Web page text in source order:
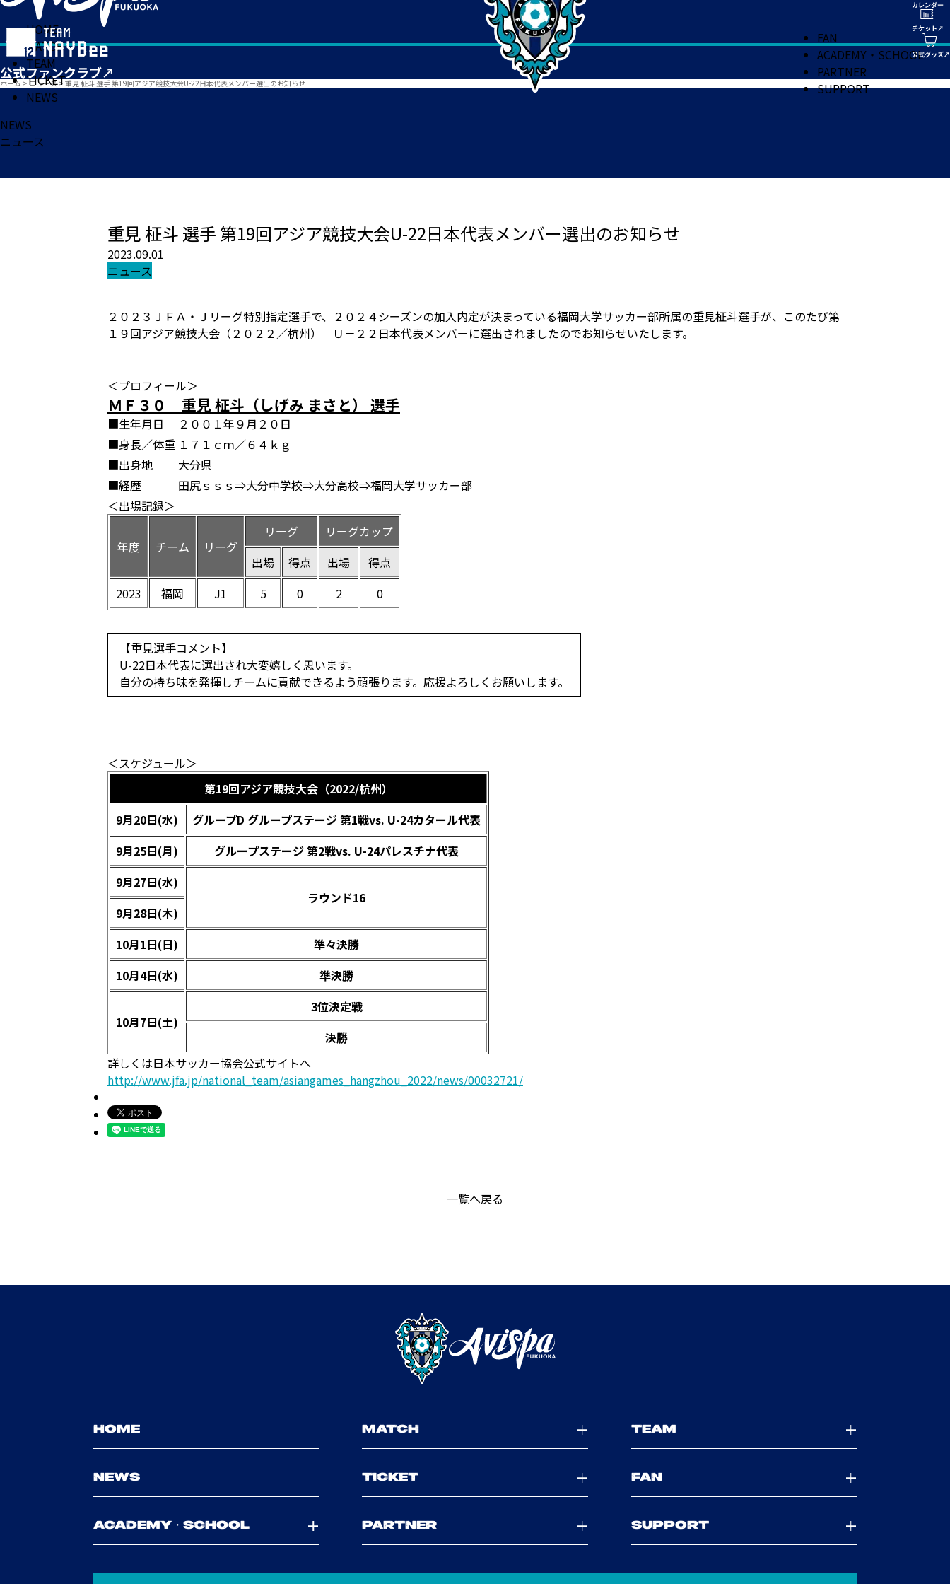
HOME
MATCH
TEAM
TICKET
NEWS
FAN
ACADEMY・SCHOOL
PARTNER
SUPPORT
ホーム > ニュース> 重見 柾斗 選手 第19回アジア競技大会U-22日本代表メンバー選出のお知らせ
NEWS
ニュース
重見 柾斗 選手 第19回アジア競技大会U-22日本代表メンバー選出のお知らせ
2023.09.01
ニュース
２０２３ＪＦＡ・Ｊリーグ特別指定選手で、２０２４シーズンの加入内定が決まっている福岡大学サッカー部所属の重見柾斗選手が、このたび第
１９回アジア競技大会（２０２２／杭州） Ｕ－２２日本代表メンバーに選出されましたのでお知らせいたします。
＜プロフィール＞
ＭＦ３０ 重見 柾斗（しげみ まさと） 選手
■生年月日
２００１年９月２０日
■身長／体重 １７１ｃｍ／６４ｋｇ
■出身地
大分県
■経歴
田尻ｓｓｓ⇒大分中学校⇒大分高校⇒福岡大学サッカー部
＜出場記録＞
年度 チーム リーグ
リーグ
リーグカップ
出場
得点 出場
得点
2023
福岡 J1 5 0 2 0
【重見選手コメント】
U-22日本代表に選出され大変嬉しく思います。
自分の持ち味を発揮しチームに貢献できるよう頑張ります。応援よろしくお願いします。
＜スケジュール＞
第19回アジア競技大会（2022/杭州）
9月20日(水)
グループD グループステージ 第1戦vs. U-24カタール代表
9月25日(月)
グループステージ 第2戦vs. U-24パレスチナ代表
9月27日(水)
ラウンド16
9月28日(木)
10月1日(日)
準々決勝
10月4日(水) 準決勝
10月7日(土)
3位決定戦
決勝
詳しくは日本サッカー協会公式サイトへ
http://www.jfa.jp/national_team/asiangames_hangzhou_2022/news/00032721/
一覧へ戻る
HOME MATCH TEAM
NEWS TICKET FAN
ACADEMY・SCHOOL PARTNER SUPPORT